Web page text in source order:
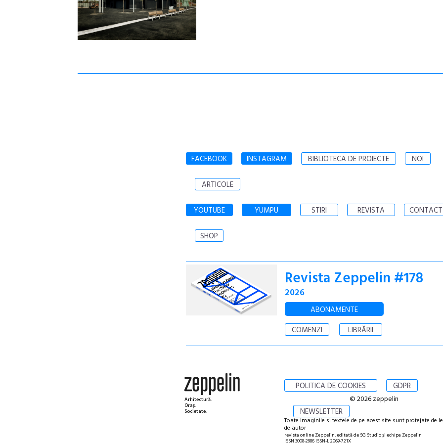
FACEBOOK INSTAGRAM BIBLIOTECA DE PROIECTE NOI
ARTICOLE
YOUTUBE YUMPU STIRI REVISTA CONTACT
SHOP
Revista Zeppelin #178
2026
ABONAMENTE
COMENZI
LIBRĂRII
Arhitectură.
Oraș.
Societate.
POLITICA DE COOKIES GDPR
NEWSLETTER
© 2026 zeppelin
Toate imaginile si textele de pe acest site sunt protejate de
de autor
revista online Zeppelin, editată de SG Studio și echipa Zeppelin
ISSN 3008-2986 ISSN-L 2069-721X